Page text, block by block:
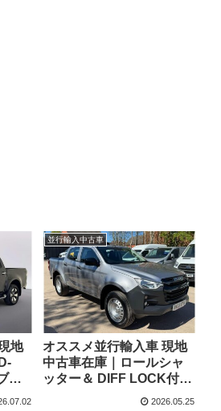
地
ド
並行輸入中古車
オススメ並行輸入車 現地
中古車在庫｜ロールシャ
ッター＆ DIFF LOCK付
き！いすゞ D-MAX 1.9 ダ
2026.05.25